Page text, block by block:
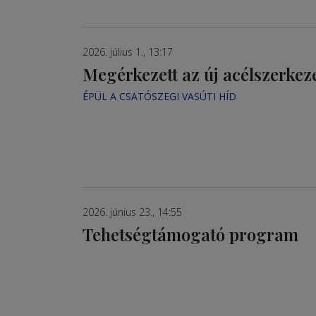
2026. július 1., 13:17
Megérkezett az új
ÉPÜL A CSATÓSZEGI VASÚTI HÍD
2026. június 23., 14:55
Tehetségtámogató program